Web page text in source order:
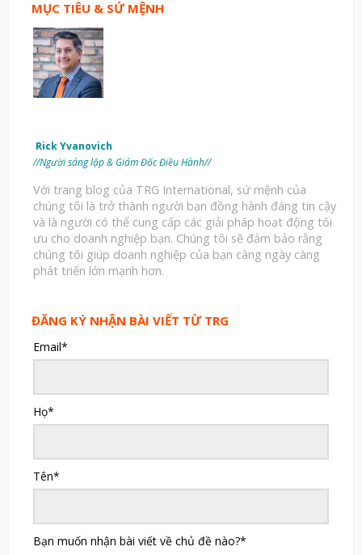
MỤC TIÊU & SỨ MỆNH
Rick Yvanovich
//Người sáng lập & Giám Đốc Điều Hành//
Với trang blog của TRG International, sứ mệnh của
chúng tôi là trở thành người bạn đồng hành đáng tin cậy
và là người có thể cung cấp các giải pháp hoạt động tối
ưu cho doanh nghiệp bạn. Chúng tôi sẽ đảm bảo rằng
chúng tôi giúp doanh nghiệp của bạn càng ngày càng
phát triển lớn mạnh hơn.
ĐĂNG KÝ NHẬN BÀI VIẾT TỪ TRG
Email*
Họ*
Tên*
Bạn muốn nhận bài viết về chủ đề nào?*